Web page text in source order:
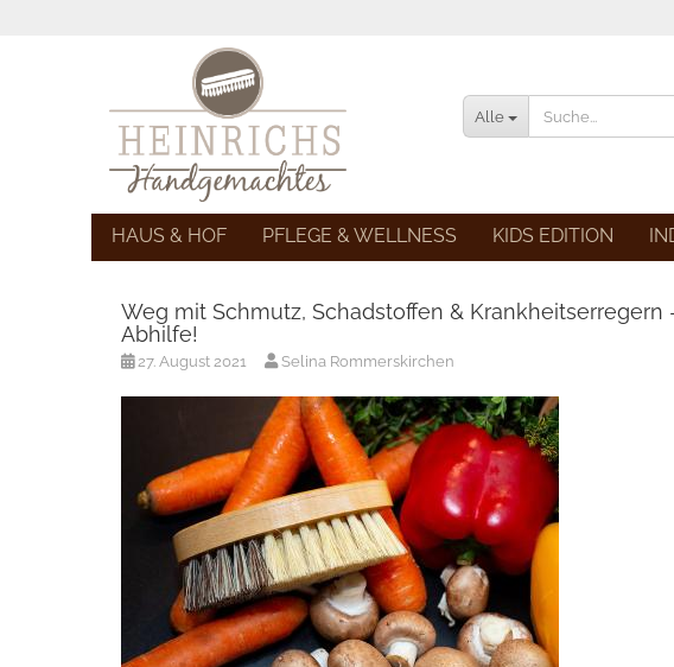
Alle
HAUS & HOF PFLEGE & WELLNESS KIDS EDITION
Weg mit Schmutz, Schadstoffen & Krankheitserregern
Abhilfe!
27. August 2021 Selina Rommerskirchen